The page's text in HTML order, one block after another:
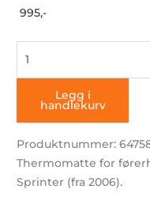
995,-
Mercedes-
Benz
Sprinter
(fra
Legg i
handlekurv
Produktnummer:
Thermomatte for
Sprinter (fra 2006).